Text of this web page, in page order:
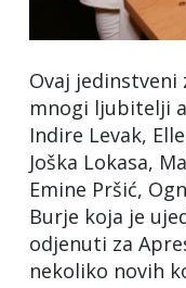
Ovaj
mnogi ljubitelji
Indire Levak,
Joška Lokasa,
Emine Pršić,
Burje koja je
odjenuti za
nekoliko novih